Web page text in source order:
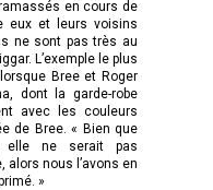
en cours de
eux et leurs voisins
ne sont pas très au
L’exemple le plus
Bree et Roger
dont la garde-robe
avec les couleurs
de Bree. « Bien que
elle ne serait pas
nous l’avons en
»